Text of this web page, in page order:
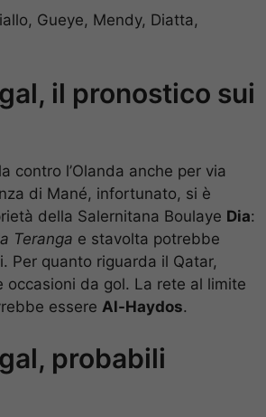
Gueye, Mendy, Diatta,
il pronostico sui
contro l’Olanda anche per via
di Mané, infortunato, si è
della Salernitana Boulaye Dia:
Teranga e stavolta potrebbe
Per quanto riguarda il Qatar,
occasioni da gol. La rete al limite
essere Al-Haydos.
probabili